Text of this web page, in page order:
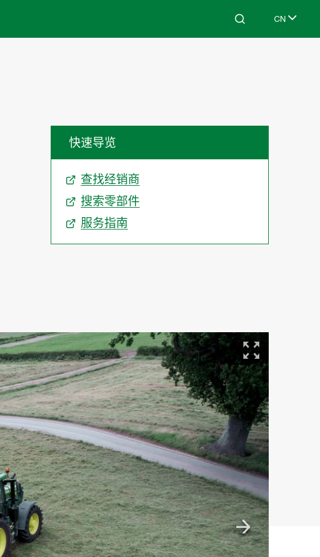
Search CN
Select
快速导览
查找经销商
搜索零部件
服务指南